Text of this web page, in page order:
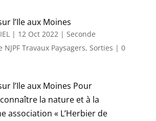
l’Ile aux Moines
| 12 Oct 2022| Seconde
Travaux Paysagers, Sorties | 0
l’Ile aux Moines Pour
la nature et à la
association « L’Herbier de